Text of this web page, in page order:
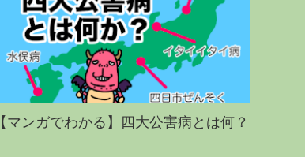
【マンガでわかる】四大公害病とは何？